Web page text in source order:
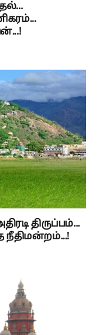
திருப்பம்...
நீதிமன்றம்...!